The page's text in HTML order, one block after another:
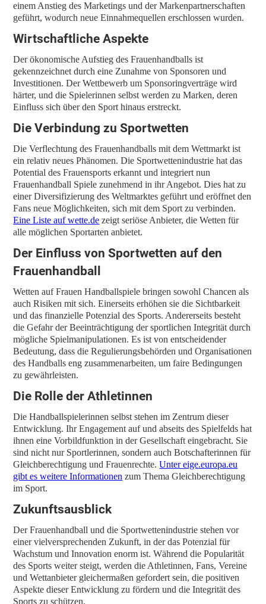
einem Anstieg des Marketings und der Markenpartnerschaften
geführt, wodurch neue Einnahmequellen erschlossen wurden.
Wirtschaftliche Aspekte
Der ökonomische Aufstieg des Frauenhandballs ist
gekennzeichnet durch eine Zunahme von Sponsoren und
Investitionen. Der Wettbewerb um Sponsoringverträge wird
härter, und die Spielerinnen selbst werden zu Marken, deren
Einfluss sich über den Sport hinaus erstreckt.
Die Verbindung zu Sportwetten
Die Verflechtung des Frauenhandballs mit dem Wettmarkt ist
ein relativ neues Phänomen. Die Sportwettenindustrie hat das
Potential des Frauensports erkannt und integriert nun
Frauenhandball Spiele zunehmend in ihr Angebot. Dies hat zu
einer Diversifizierung des Weltmarktes geführt und eröffnet den
Fans neue Möglichkeiten, sich mit dem Sport zu verbinden.
Eine Liste auf wette.de zeigt seriöse Anbieter, die Wetten für
alle möglichen Sportarten anbietet.
Der Einfluss von Sportwetten auf den
Frauenhandball
Wetten auf Frauen Handballspiele bringen sowohl Chancen als
auch Risiken mit sich. Einerseits erhöhen sie die Sichtbarkeit
und das finanzielle Potenzial des Sports. Andererseits besteht
die Gefahr der Beeinträchtigung der sportlichen Integrität durch
mögliche Spielmanipulationen. Es ist von entscheidender
Bedeutung, dass die Regulierungsbehörden und Organisationen
des Handballs eng zusammenarbeiten, um faire Bedingungen
zu gewährleisten.
Die Rolle der Athletinnen
Die Handballspielerinnen selbst stehen im Zentrum dieser
Entwicklung. Ihr Engagement auf und abseits des Spielfelds hat
ihnen eine Vorbildfunktion in der Gesellschaft eingebracht. Sie
sind nicht nur Sportlerinnen, sondern auch Botschafterinnen für
Gleichberechtigung und Frauenrechte.Unter eige.europa.eu
gibt es weitere Informationen zum Thema Gleichberechtigung
im Sport.
Zukunftsausblick
Der Frauenhandball und die Sportwettenindustrie stehen vor
einer vielversprechenden Zukunft, in der das Potenzial für
Wachstum und Innovation enorm ist. Während die Popularität
des Sports weiter steigt, werden die Athletinnen, Fans, Vereine
und Wettanbieter gleichermaßen gefordert sein, die positiven
Aspekte dieser Entwicklung zu fördern und die Integrität des
Sports zu schützen.